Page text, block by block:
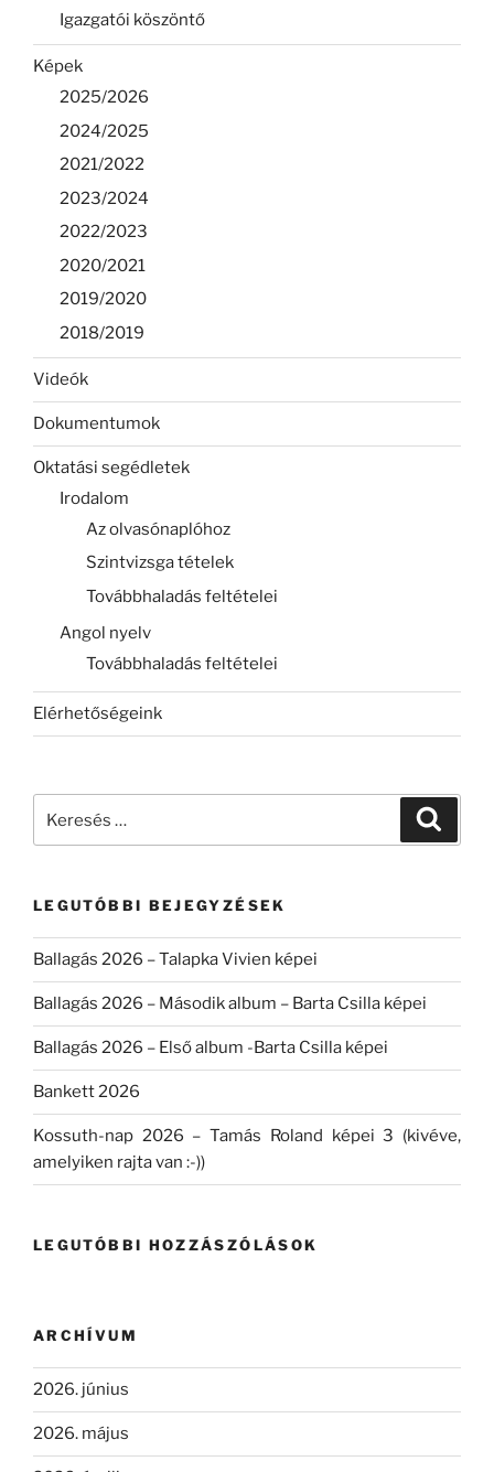
Igazgatói köszöntő
Képek
2025/2026
2024/2025
2021/2022
2023/2024
2022/2023
2020/2021
2019/2020
2018/2019
Videók
Dokumentumok
Oktatási segédletek
Irodalom
Az olvasónaplóhoz
Szintvizsga tételek
Továbbhaladás feltételei
Angol nyelv
Továbbhaladás feltételei
Elérhetőségeink
LEGUTÓBBI BEJEGYZÉSEK
Ballagás 2026 – Talapka Vivien képei
Ballagás 2026 – Második album – Barta Csilla képei
Ballagás 2026 – Első album -Barta Csilla képei
Bankett 2026
Kossuth-nap 2026 – Tamás Roland képei 3 (kivéve,
amelyiken rajta van :-))
LEGUTÓBBI HOZZÁSZÓLÁSOK
ARCHÍVUM
2026. június
2026. május